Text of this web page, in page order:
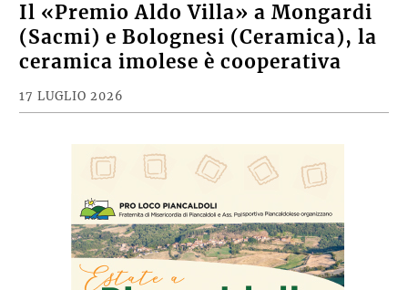
Il «Premio Aldo Villa» a Mongardi
(Sacmi) e Bolognesi (Ceramica), la
ceramica imolese è cooperativa
17 LUGLIO 2026